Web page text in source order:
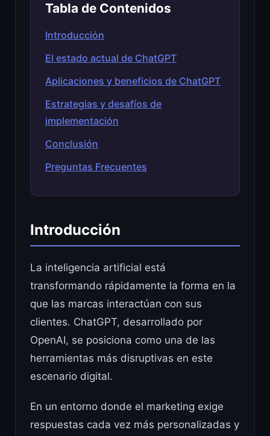
Tabla de Contenidos
Introducción
El estado actual de ChatGPT
Aplicaciones y beneficios de ChatGPT
Estrategias y desafíos de
implementación
Conclusión
Preguntas Frecuentes
Introducción
La inteligencia artificial está
transformando rápidamente la forma en la
que las marcas interactúan con sus
clientes. ChatGPT, desarrollado por
OpenAI, se posiciona como una de las
herramientas más disruptivas en este
escenario digital.
En un entorno donde el marketing exige
respuestas cada vez más personalizadas y